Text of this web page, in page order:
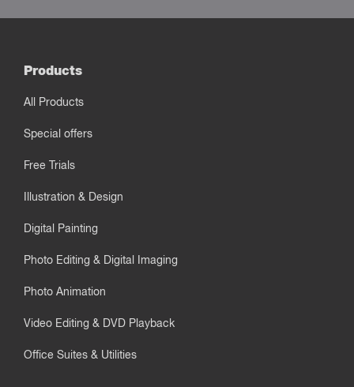
Products
All Products
Special offers
Free Trials
Illustration & Design
Digital Painting
Photo Editing & Digital Imaging
Photo Animation
Video Editing & DVD Playback
Office Suites & Utilities